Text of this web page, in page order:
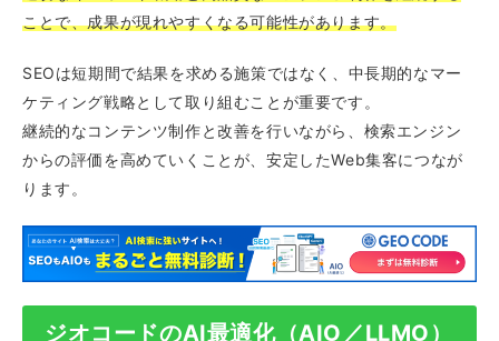
ことで、成果が現れやすくなる可能性があります。
SEOは短期間で結果を求める施策ではなく、中長期的なマー
ケティング戦略として取り組むことが重要です。
継続的なコンテンツ制作と改善を行いながら、検索エンジン
からの評価を高めていくことが、安定したWeb集客につなが
ります。
ジオコードのAI最適化（AIO／LLMO）